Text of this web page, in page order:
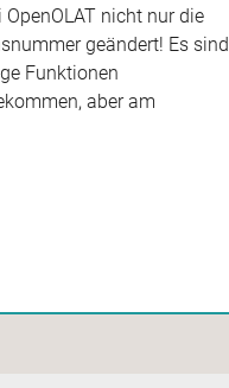
OpenOLAT nicht nur die
geändert! Es sind
Funktionen
aber am